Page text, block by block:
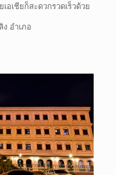
อเชียก็สะดวกรวดเร็วด้วย
อำเภอ